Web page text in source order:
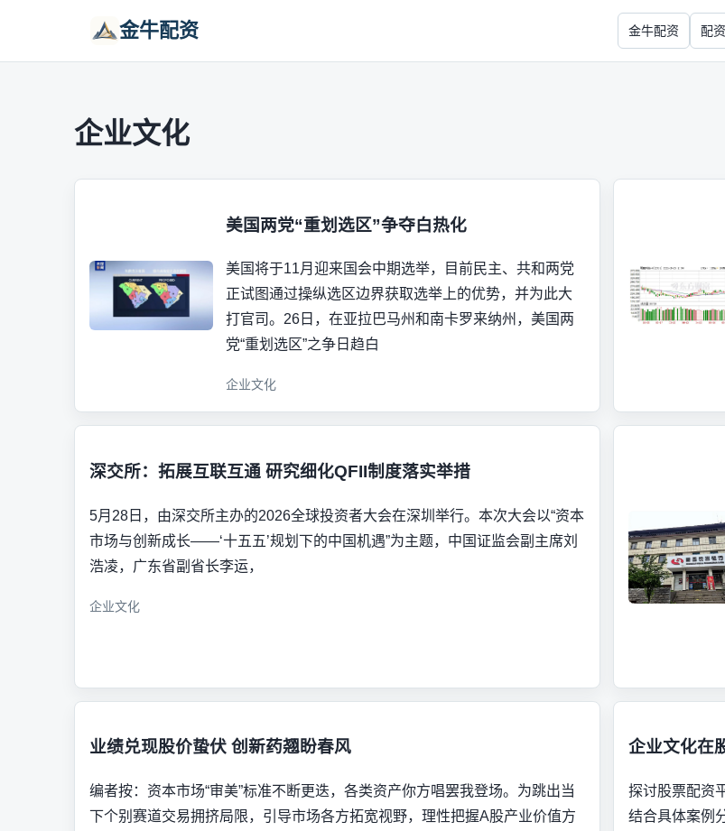
金牛配资 金牛配资 配
企业文化
美国两党“重划选区”争夺白热化
美国将于11月迎来国会中期选举，目前民主、共和两党
正试图通过操纵选区边界获取选举上的优势，并为此大
打官司。26日，在亚拉巴马州和南卡罗来纳州，美国两
党“重划选区”之争日趋白
企业文化
深交所：拓展互联互通 研究细化QFII制度落实举措
5月28日，由深交所主办的2026全球投资者大会在深圳举行。本次大会以“资本
市场与创新成长——‘十五五’规划下的中国机遇”为主题，中国证监会副主席刘
浩凌，广东省副省长李运，
企业文化
业绩兑现股价蛰伏 创新药翘盼春风
编者按：资本市场“审美”标准不断更迭，各类资产你方唱罢我登场。为跳出当
下个别赛道交易拥挤局限，引导市场各方拓宽视野，理性把握A股产业价值方
企业文化在
探讨股票配资
结合具体案例